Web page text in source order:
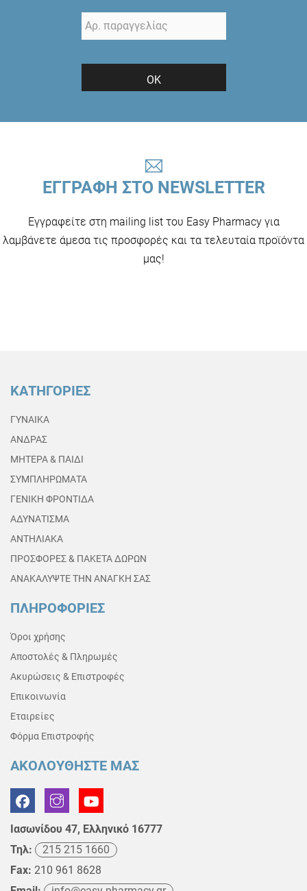
ΟΚ
ΕΓΓΡΑΦΗ ΣΤΟ NEWSLETTER
Εγγραφείτε στη mailing list του Easy Pharmacy για
λαμβάνετε άμεσα τις προσφορές και τα τελευταία προϊόντα
μας!
ΚΑΤΗΓΟΡΙΕΣ
ΓΥΝΑΙΚΑ
ΑΝΔΡΑΣ
ΜΗΤΕΡΑ & ΠΑΙΔΙ
ΣΥΜΠΛΗΡΩΜΑΤΑ
ΓΕΝΙΚΗ ΦΡΟΝΤΙΔΑ
ΑΔΥΝΑΤΙΣΜΑ
ΑΝΤΗΛΙΑΚΑ
ΠΡΟΣΦΟΡΕΣ & ΠΑΚΕΤΑ ΔΩΡΩΝ
ΑΝΑΚΑΛΥΨΤΕ ΤΗΝ ΑΝΑΓΚΗ ΣΑΣ
ΠΛΗΡΟΦΟΡΙΕΣ
Όροι χρήσης
Αποστολές & Πληρωμές
Ακυρώσεις & Επιστροφές
Επικοινωνία
Εταιρείες
Φόρμα Επιστροφής
ΑΚΟΛΟΥΘΗΣΤΕ ΜΑΣ
Ιασωνίδου 47, Ελληνικό 16777
Τηλ:
215 215 1660
Fax: 210 961 8628